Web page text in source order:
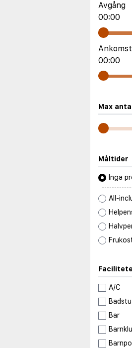
Avgång
00:00
Ankomst
00:00
Max
Måltider
Inga
All-
A/C
Badstu
Bar